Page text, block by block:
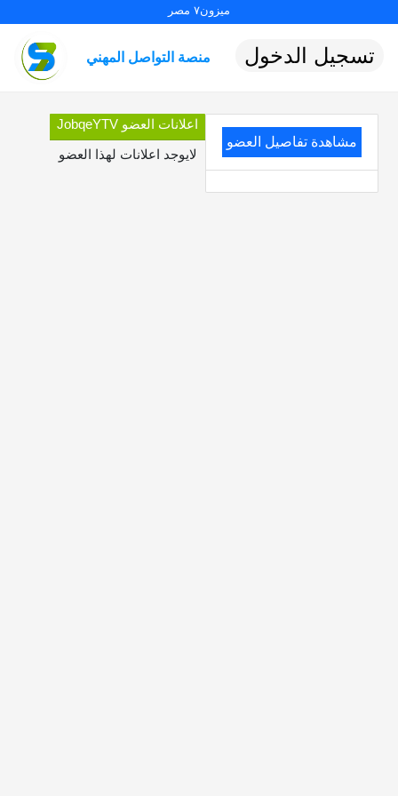
ميزون٧ مصر
منصة التواصل المهني تسجيل الدخول
مشاهدة تفاصيل العضو
اعلانات العضو JobqeYTV
لايوجد اعلانات لهذا العضو